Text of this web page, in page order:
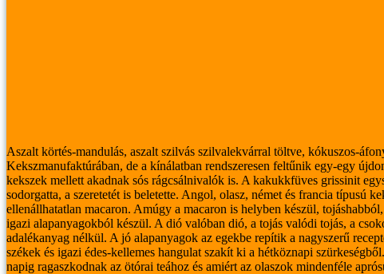
Aszalt körtés-mandulás, aszalt szilvás szilvalekvárral töltve, kókuszos-
Kekszmanufaktúrában, de a kínálatban rendszeresen feltűnik egy-egy
kekszek mellett akadnak sós rágcsálnivalók is. A kakukkfüves grissinit
sodorgatta, a szeretetét is beletette. Angol, olasz, német és francia típusú
ellenállhatatlan macaron. Amúgy a macaron is helyben készül,
igazi alapanyagokból készül. A dió valóban dió, a tojás valódi tojás, a
adalékanyag nélkül. A jó alapanyagok az egekbe repítik a nagyszerű
székek és igazi édes-kellemes hangulat szakít ki a hétköznapi
napig ragaszkodnak az ötórai teához és amiért az olaszok mindenféle